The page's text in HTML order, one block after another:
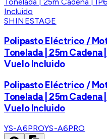
SHINESTAGE
Polipasto Eléctrico /
Tonelada | 25m Cadena
Vuelo Incluido
Polipasto Eléctrico /
Tonelada | 25m Cadena
Vuelo Incluido
YS-A6PROYS-A6PRO